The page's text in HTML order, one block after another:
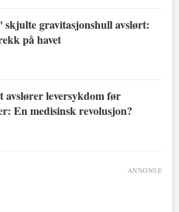
gravitasjonshull avslørt:
på havet
avslører leversykdom før
En medisinsk revolusjon?
ANNONSE